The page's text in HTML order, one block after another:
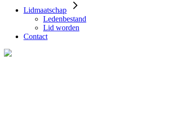
Lidmaatschap
Ledenbestand
Lid worden
Contact